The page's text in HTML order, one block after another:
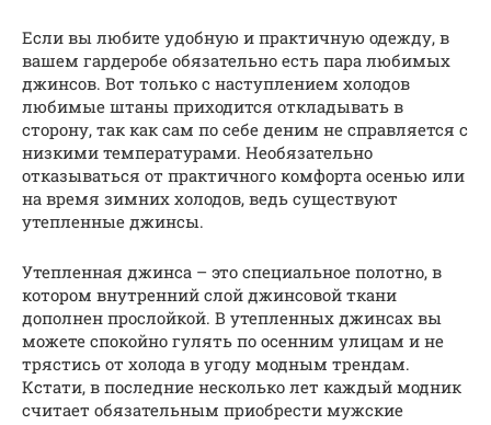
Если вы любите удобную и практичную одежду, в
вашем гардеробе обязательно есть пара любимых
джинсов. Вот только с наступлением холодов
любимые штаны приходится откладывать в
сторону, так как сам по себе деним не справляется с
низкими температурами. Необязательно
отказываться от практичного комфорта осенью или
на время зимних холодов, ведь существуют
утепленные джинсы.
Утепленная джинса – это специальное полотно, в
котором внутренний слой джинсовой ткани
дополнен прослойкой. В утепленных джинсах вы
можете спокойно гулять по осенним улицам и не
трястись от холода в угоду модным трендам.
Кстати, в последние несколько лет каждый модник
считает обязательным приобрести мужские